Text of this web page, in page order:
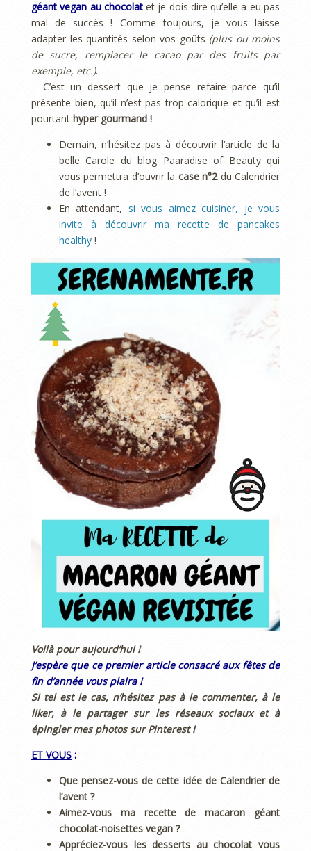
géant vegan au chocolatet je dois dire qu’elle a eu pas
mal de succès ! Comme toujours, je vous laisse
adapter les quantités selon vos goûts (plus ou moins
de sucre, remplacer le cacao par des fruits par
exemple, etc.).
– C’est un dessert que je pense refaire parce qu’il
présente bien, qu’il n’est pas trop calorique et qu’il est
pourtant hyper gourmand !
Demain, n’hésitez pas à découvrir l’article de la
belle Carole du blog Paaradise of Beauty qui
vous permettra d’ouvrir la case n°2du Calendrier
de l’avent !
En attendant, si vous aimez cuisiner, je vous
invite à découvrir ma recette de pancakes
healthy !
Voilà pour aujourd’hui !
J’espère que ce premier article consacré aux fêtes de
fin d’année vous plaira !
Si tel est le cas, n’hésitez pas à le commenter, à le
liker, à le partager sur les réseaux sociaux et à
épingler mes photos sur Pinterest !
ET VOUS :
Que pensez-vous de cette idée de Calendrier de
l’avent ?
Aimez-vous ma recette de macaron géant
chocolat-noisettes vegan ?
Appréciez-vous les desserts au chocolat vous